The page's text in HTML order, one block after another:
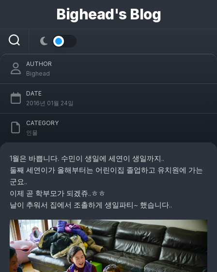
너
Bighead's Blog
세연이 5번째 생일
AUTHOR
Bighead
DATE
2016년 01월 24일
CATEGORY
인물
1월은 바쁩니다. 수민이 생일에 세연이 생일까지..
둘째 세연이가 올해부터는 어린이집 졸업하고 유치원에 가는
군요..
이제 곧 학부모가 되겠쥬..ㅎㅎ
날이 추워서 집에서 조촐하게 생일파티~ 했습니다..